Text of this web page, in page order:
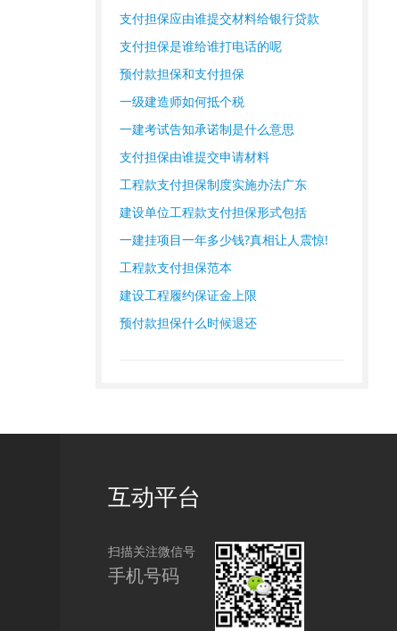
支付担保应由谁提交材料给银行贷款
支付担保是谁给谁打电话的呢
预付款担保和支付担保
一级建造师如何抵个税
一建考试告知承诺制是什么意思
支付担保由谁提交申请材料
工程款支付担保制度实施办法广东
建设单位工程款支付担保形式包括
一建挂项目一年多少钱?真相让人震惊!
工程款支付担保范本
建设工程履约保证金上限
预付款担保什么时候退还
互动平台
扫描关注微信号
手机号码